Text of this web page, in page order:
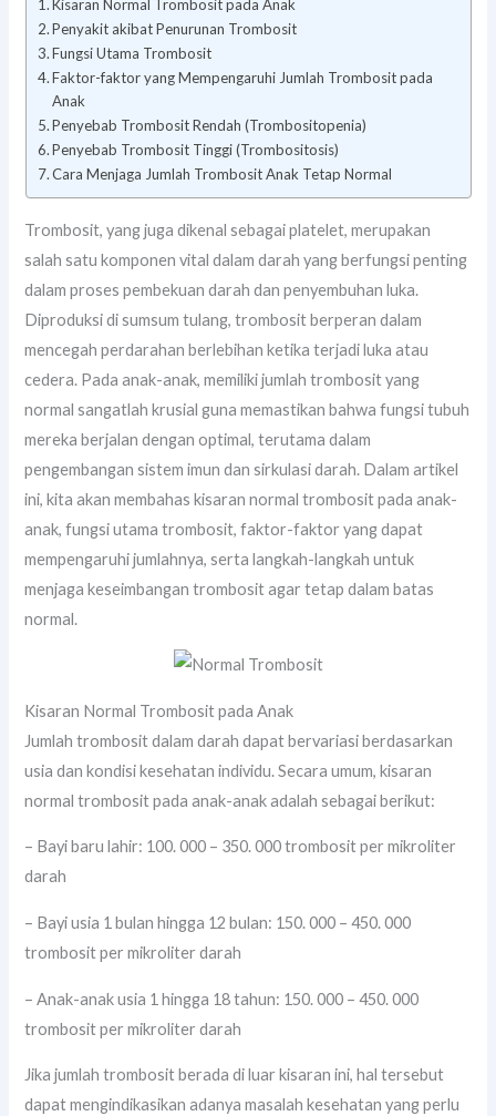
Kisaran Normal Trombosit pada Anak
Penyakit akibat Penurunan Trombosit
Fungsi Utama Trombosit
Faktor-faktor yang Mempengaruhi Jumlah Trombosit pada
Anak
Penyebab Trombosit Rendah (Trombositopenia)
Penyebab Trombosit Tinggi (Trombositosis)
Cara Menjaga Jumlah Trombosit Anak Tetap Normal
Trombosit, yang juga dikenal sebagai platelet, merupakan
salah satu komponen vital dalam darah yang berfungsi penting
dalam proses pembekuan darah dan penyembuhan luka.
Diproduksi di sumsum tulang, trombosit berperan dalam
mencegah perdarahan berlebihan ketika terjadi luka atau
cedera. Pada anak-anak, memiliki jumlah trombosit yang
normal sangatlah krusial guna memastikan bahwa fungsi tubuh
mereka berjalan dengan optimal, terutama dalam
pengembangan sistem imun dan sirkulasi darah. Dalam artikel
ini, kita akan membahas kisaran normal trombosit pada anak-
anak, fungsi utama trombosit, faktor-faktor yang dapat
mempengaruhi jumlahnya, serta langkah-langkah untuk
menjaga keseimbangan trombosit agar tetap dalam batas
normal.
Kisaran Normal Trombosit pada Anak
Jumlah trombosit dalam darah dapat bervariasi berdasarkan
usia dan kondisi kesehatan individu. Secara umum, kisaran
normal trombosit pada anak-anak adalah sebagai berikut:
– Bayi baru lahir: 100. 000 – 350. 000 trombosit per mikroliter
darah
– Bayi usia 1 bulan hingga 12 bulan: 150. 000 – 450. 000
trombosit per mikroliter darah
– Anak-anak usia 1 hingga 18 tahun: 150. 000 – 450. 000
trombosit per mikroliter darah
Jika jumlah trombosit berada di luar kisaran ini, hal tersebut
dapat mengindikasikan adanya masalah kesehatan yang perlu